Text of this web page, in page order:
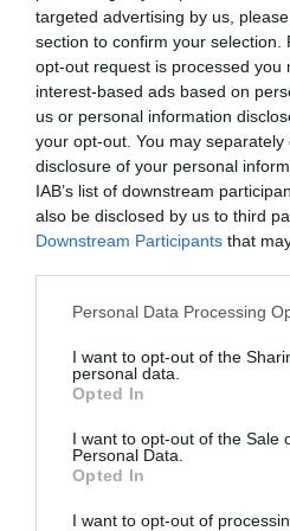
targeted advertising by us,
section to confirm your selection.
opt-out request is processed you
interest-based ads based on
us or personal information
your opt-out. You may
disclosure of your personal
IAB’s list of downstream
also be disclosed by us to third
Downstream Participants that
Please note that this website/app
not limited to your visit or usage
grant or deny consent to Google
use your data for below specified
consent section.
Personal Data Processing
I want to opt-out of the
personal data.
Opted In
I want to opt-out of the Sale
Personal Data.
Opted In
I want to opt-out of
από 129.000 επιβάτες
Παγκόσμιο Κ20: Ασημένια η
ΟΛΕΣ ΟΙ
διαβάστε